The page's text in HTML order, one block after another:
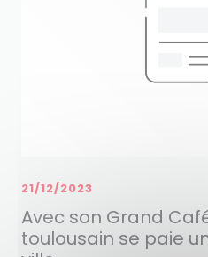
Avec son Grand
toulousain se paie
21/12/2023